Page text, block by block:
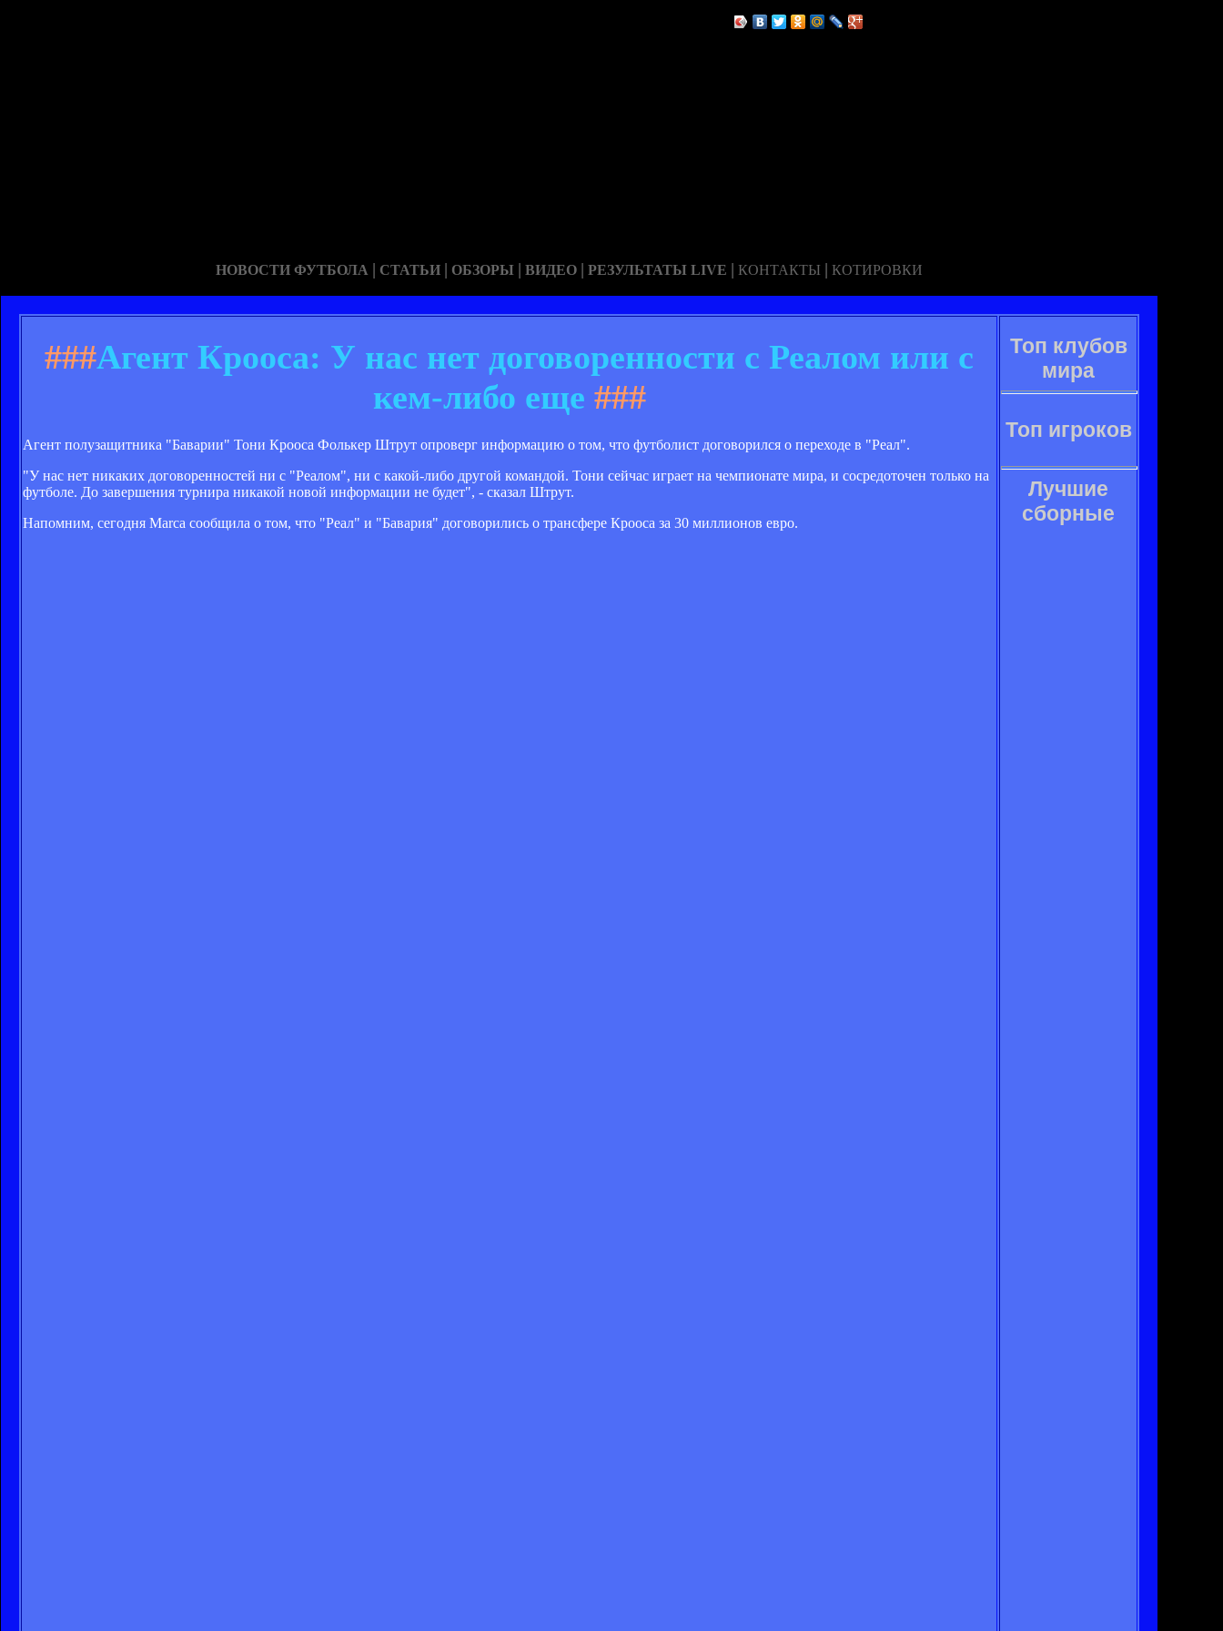
НОВОСТИ ФУТБОЛА | СТАТЬИ | ОБЗОРЫ | ВИДЕО | РЕЗУЛЬТАТЫ LIVE | КОНТАКТЫ | КОТИРОВКИ
###Агент Крооса: У нас нет договоренности с Реалом или с
кем-либо еще ###
Агент полузащитника "Баварии" Тони Крооса Фолькер Штрут опроверг информацию о том, что футболист договорился о переходе в "Реал".
"У нас нет никаких договоренностей ни с "Реалом", ни с какой-либо другой командой. Тони сейчас играет на чемпионате мира, и сосредоточен только на
футболе. До завершения турнира никакой новой информации не будет", - сказал Штрут.
Напомним, сегодня Marca сообщила о том, что "Реал" и "Бавария" договорились о трансфере Крооса за 30 миллионов евро.
Топ клубов
мира
Топ игроков
Лучшие
сборные